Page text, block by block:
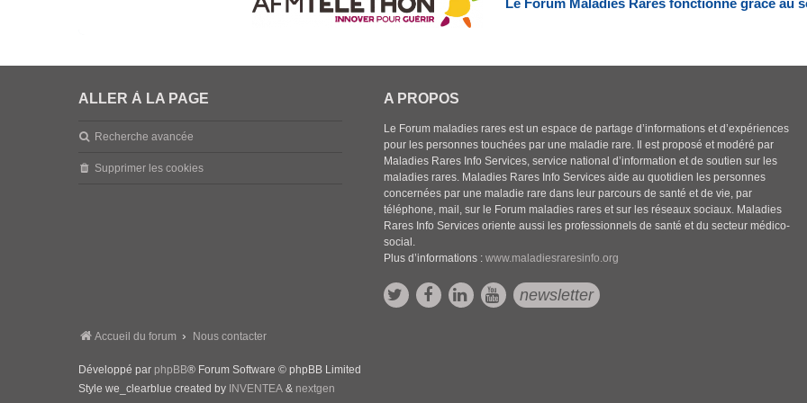
Le Forum Maladies Rares fonctionne grâce au
ALLER À LA PAGE
Recherche avancée
Supprimer les cookies
A PROPOS
Le Forum maladies rares est un espace de partage d’informations et d’expériences
pour les personnes touchées par une maladie rare. Il est proposé et modéré par
Maladies Rares Info Services, service national d’information et de soutien sur les
maladies rares. Maladies Rares Info Services aide au quotidien les personnes
concernées par une maladie rare dans leur parcours de santé et de vie, par
téléphone, mail, sur le Forum maladies rares et sur les réseaux sociaux. Maladies
Rares Info Services oriente aussi les professionnels de santé et du secteur médico-
social.
Plus d’informations :www.maladiesraresinfo.org
newsletter
Accueil du forum Nous contacter
Développé par phpBB® Forum Software © phpBB Limited
Style we_clearblue created by INVENTEA & nextgen